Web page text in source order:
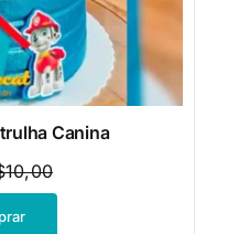
Canina
10,00O
preço
O
preço